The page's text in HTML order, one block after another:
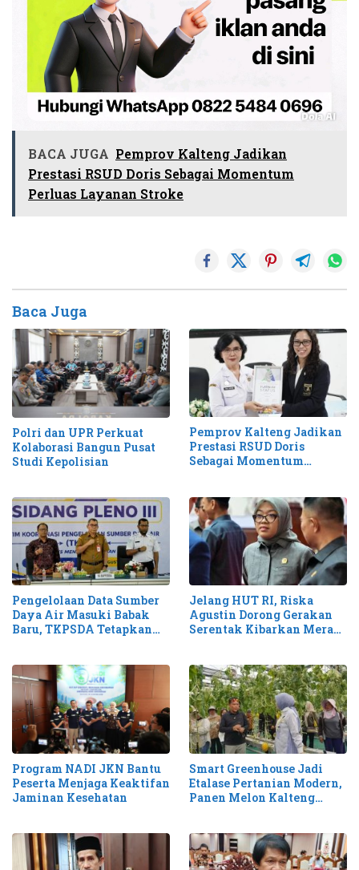
BACA JUGA Pemprov Kalteng Jadikan
Prestasi RSUD Doris Sebagai Momentum
Perluas Layanan Stroke
Baca Juga
Polri dan UPR Perkuat
Kolaborasi Bangun Pusat
Studi Kepolisian
Pemprov Kalteng Jadikan
Prestasi RSUD Doris
Sebagai Momentum
Pengelolaan Data Sumber
Daya Air Masuki Babak
Baru, TKPSDA Tetapkan
Jelang HUT RI, Riska
Agustin Dorong Gerakan
Serentak Kibarkan Merah
Program NADI JKN Bantu
Peserta Menjaga Keaktifan
Jaminan Kesehatan
Smart Greenhouse Jadi
Etalase Pertanian Modern,
Panen Melon Kalteng